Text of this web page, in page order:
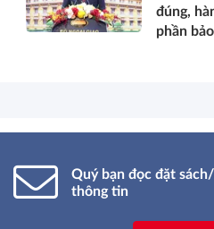
đúng,
phần
Quý bạn đọc đặt
thông tin